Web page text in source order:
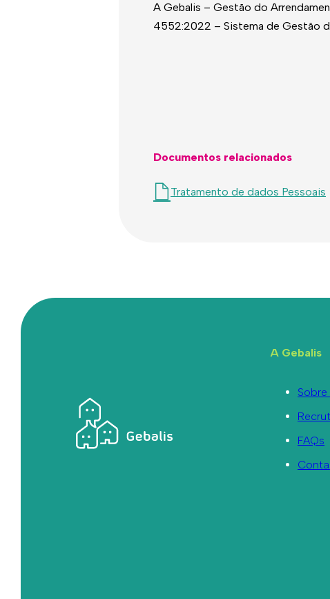
A Gebalis – Gestão do
4552:2022 – Sistema de Gestão
Documentos relacionados
Tratamento de dados Pessoais
A Gebalis
Sobre
FAQs